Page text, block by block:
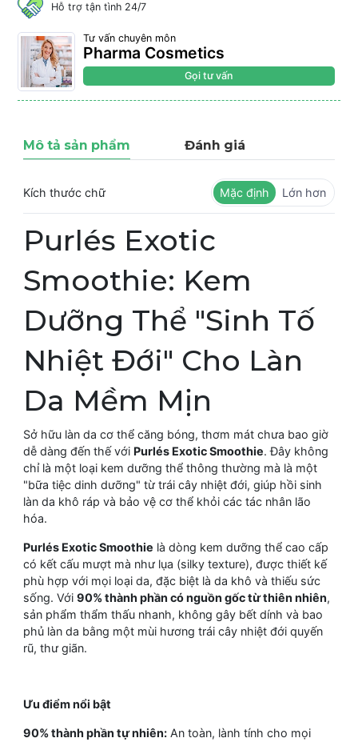
Hỗ trợ tận tình 24/7
Tư vấn chuyên môn
Pharma Cosmetics
Gọi tư vấn
Mô tả sản phẩm Đánh giá
Kích thước chữ Mặc định Lớn hơn
Purlés Exotic
Smoothie: Kem
Dưỡng Thể "Sinh Tố
Nhiệt Đới" Cho Làn
Da Mềm Mịn
Sở hữu làn da cơ thể căng bóng, thơm mát chưa bao giờ
dễ dàng đến thế với Purlés Exotic Smoothie. Đây không
chỉ là một loại kem dưỡng thể thông thường mà là một
"bữa tiệc dinh dưỡng" từ trái cây nhiệt đới, giúp hồi sinh
làn da khô ráp và bảo vệ cơ thể khỏi các tác nhân lão
hóa.
Purlés Exotic Smoothie là dòng kem dưỡng thể cao cấp
có kết cấu mượt mà như lụa (silky texture), được thiết kế
phù hợp với mọi loại da, đặc biệt là da khô và thiếu sức
sống. Với 90% thành phần có nguồn gốc từ thiên nhiên,
sản phẩm thẩm thấu nhanh, không gây bết dính và bao
phủ làn da bằng một mùi hương trái cây nhiệt đới quyến
rũ, thư giãn.
Ưu điểm nổi bật
90% thành phần tự nhiên: An toàn, lành tính cho mọi